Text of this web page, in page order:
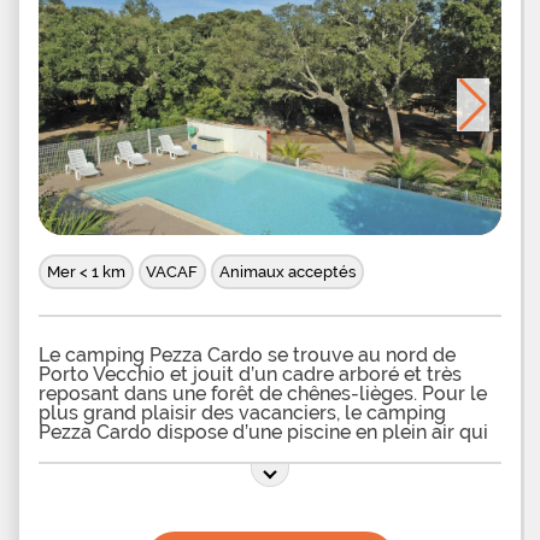
Mer < 1 km VACAF Animaux acceptés
Le camping Pezza Cardo se trouve au nord de
Porto Vecchio et jouit d’un cadre arboré et très
reposant dans une forêt de chênes-lièges. Pour le
plus grand plaisir des vacanciers, le camping
Pezza Cardo dispose d’une piscine en plein air qui
famille dans un cadre arboré. Les transats qui sont
disposés autour du bassin sont absolument
prélassant au soleil. La proximité du camping avec